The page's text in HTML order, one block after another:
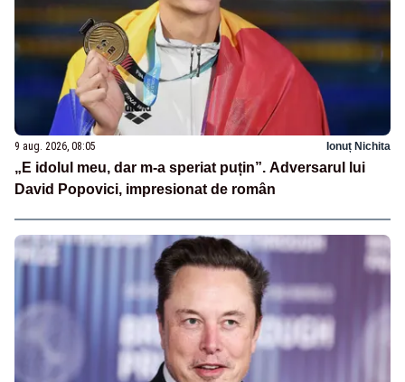
9 aug. 2026, 08:05 Ionuț Nichita
„E idolul meu, dar m-a speriat puțin”. Adversarul lui
David Popovici, impresionat de român